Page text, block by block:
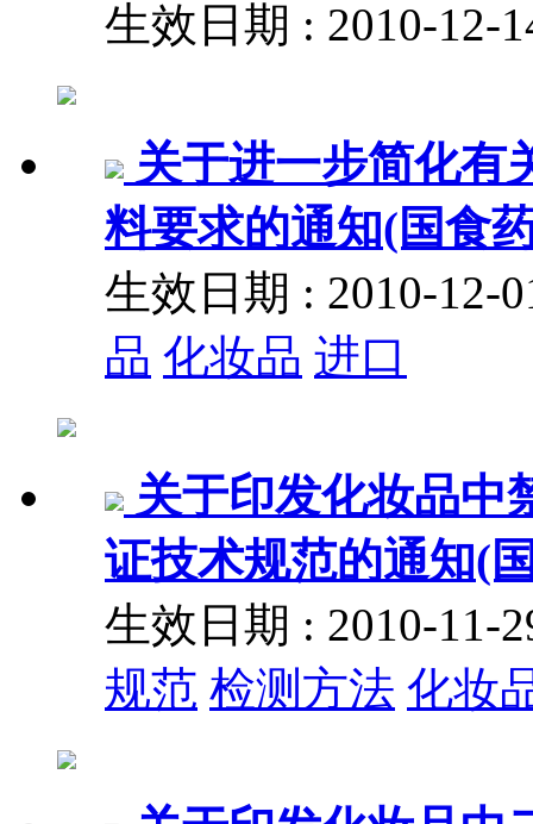
生效日期 : 2010-12-
关于进一步简化有
料要求的通知(国食
生效日期 : 2010-12-
品 化妆品 进口
关于印发化妆品中
证技术规范的通知(
生效日期 : 2010-11-
规范 检测方法 化妆